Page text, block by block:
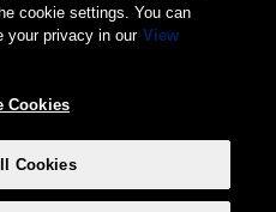
cookie settings. You can
your privacy in our View
Cookies
Cookies